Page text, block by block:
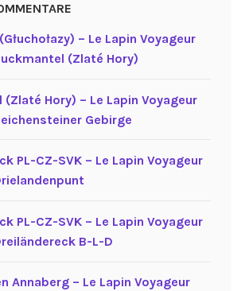
– Le Lapin Voyageur
(Zlaté Hory)
Hory) – Le Lapin Voyageur
Gebirge
PL-CZ-SVK – Le Lapin Voyageur
PL-CZ-SVK – Le Lapin Voyageur
B-L-D
Annaberg – Le Lapin Voyageur